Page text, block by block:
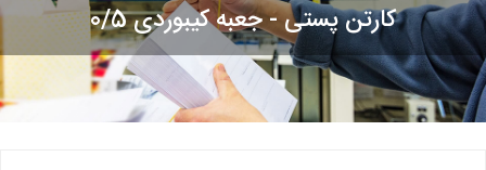
کارتن پستی - جعبه کیبوردی 0/5